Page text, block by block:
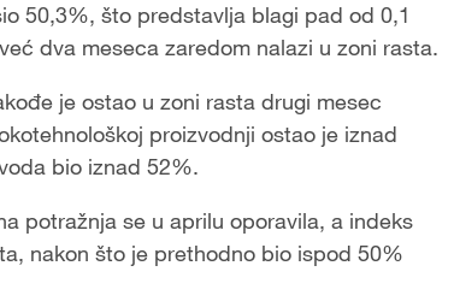
50,3%, što predstavlja blagi pad od 0,1
dva meseca zaredom nalazi u zoni rasta.
je ostao u zoni rasta drugi mesec
proizvodnji ostao je iznad
bio iznad 52%.
potražnja se u aprilu oporavila, a indeks
nakon što je prethodno bio ispod 50%